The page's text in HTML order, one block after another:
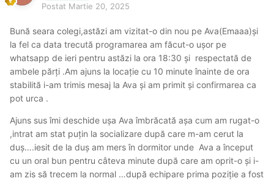
Postat Martie 20, 2025
Bună seara colegi,astăzi am vizitat-o din nou pe Ava(Emaaa)și
la fel ca data trecută programarea am făcut-o ușor pe
whatsapp de ieri pentru astăzi la ora 18:30 și respectată de
ambele părți .Am ajuns la locație cu 10 minute înainte de ora
stabilită i-am trimis mesaj la Ava și am primit și confirmarea ca
pot urca .
Ajuns sus îmi deschide ușa Ava îmbrăcată așa cum am rugat-o
,intrat am stat puțin la socializare după care m-am cerut la
duș….iesit de la duș am mers în dormitor unde Ava a început
cu un oral bun pentru câteva minute după care am oprit-o și i-
am zis să trecem la normal …după echipare prima poziție a fost